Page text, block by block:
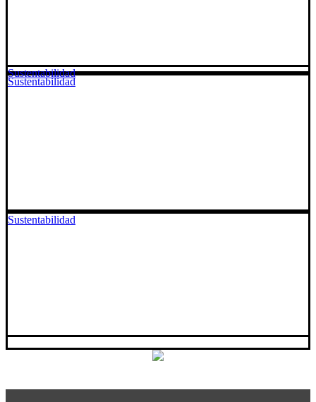
Sustentabilidad
Sustentabilidad
Sustentabilidad